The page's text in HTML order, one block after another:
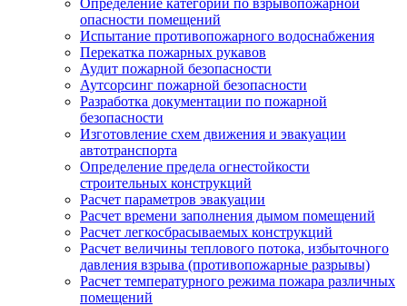
Определение категории по взрывопожарной
опасности помещений
Испытание противопожарного водоснабжения
Перекатка пожарных рукавов
Аудит пожарной безопасности
Аутсорсинг пожарной безопасности
Разработка документации по пожарной
безопасности
Изготовление схем движения и эвакуации
автотранспорта
Определение предела огнестойкости
строительных конструкций
Расчет параметров эвакуации
Расчет времени заполнения дымом помещений
Расчет легкосбрасываемых конструкций
Расчет величины теплового потока, избыточного
давления взрыва (противопожарные разрывы)
Расчет температурного режима пожара различных
помещений